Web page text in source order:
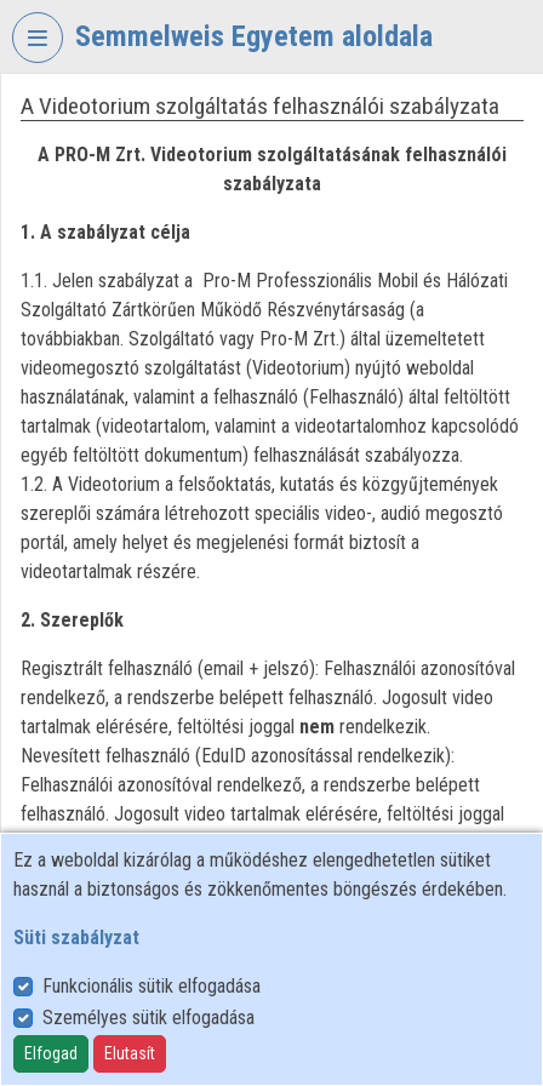
Fejléc kihagyása
Semmelweis Egyetem aloldala
VIDEOTORIUM
Bejelentkezés
Intézményi felfedezés
Kategóriák
Intézményi listák
Intézmények
Közreműködők
A Videotorium szolgáltatás felhasználói szabályzata
A PRO-M Zrt. Videotorium szolgáltatásának felhasználói
szabályzata
1. A szabályzat célja
1.1. Jelen szabályzat a Pro-M Professzionális Mobil és Hálózati
Szolgáltató Zártkörűen Működő Részvénytársaság (a
továbbiakban. Szolgáltató vagy Pro-M Zrt.) által üzemeltetett
videomegosztó szolgáltatást (Videotorium) nyújtó weboldal
használatának, valamint a felhasználó (Felhasználó) által feltöltött
tartalmak (videotartalom, valamint a videotartalomhoz kapcsolódó
egyéb feltöltött dokumentum) felhasználását szabályozza.
1.2. A Videotorium a felsőoktatás, kutatás és közgyűjtemények
szereplői számára létrehozott speciális video-, audió megosztó
portál, amely helyet és megjelenési formát biztosít a
videotartalmak részére.
2. Szereplők
Regisztrált felhasználó (email + jelszó): Felhasználói azonosítóval
rendelkező, a rendszerbe belépett felhasználó. Jogosult video
tartalmak elérésére, feltöltési joggal nem rendelkezik.
Nevesített felhasználó (EduID azonosítással rendelkezik):
Felhasználói azonosítóval rendelkező, a rendszerbe belépett
felhasználó. Jogosult video tartalmak elérésére, feltöltési joggal
Vendég látogató: Felhasználói azonosítóval nem rendelkező
személy. Csak a publikus tartalmak elérésére jogosult, feltöltési
joga nincs.
külön: Felhasználó)
Harmadik fél: Olyan személy, aki a feltöltött felvételen szerepel,
vagy valamely jogát (pl.: szerzői jog, személyiségi jogok,
szomszédos jogok) érinti a feltöltött tartalom, vagy a Regisztrált
Ez a weboldal kizárólag a működéshez elengedhetetlen sütiket
használ a biztonságos és zökkenőmentes böngészés érdekében.
Süti szabályzat
Funkcionális sütik elfogadása
Személyes sütik elfogadása
Elfogad Elutasít